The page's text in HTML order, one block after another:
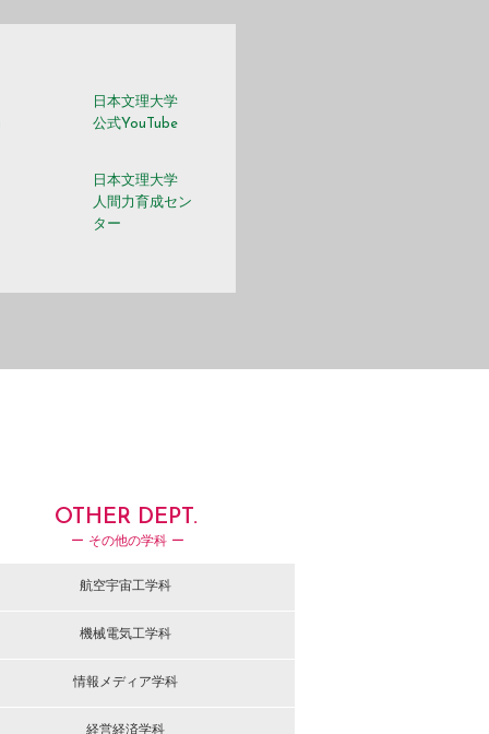
日本文理大学
公式YouTube
日本文理大学
人間力育成セン
ター
OTHER DEPT.
ー その他の学科 ー
航空宇宙工学科
機械電気工学科
情報メディア学科
経営経済学科